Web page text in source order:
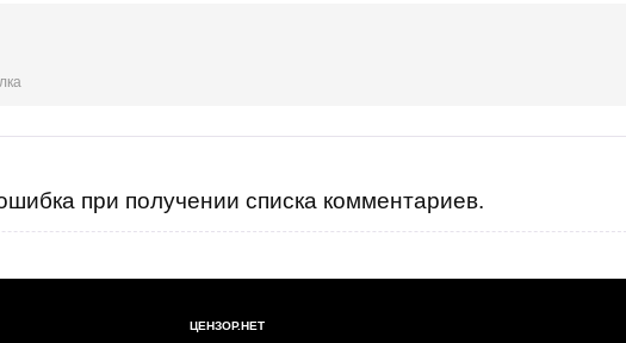
при получении списка комментариев.
ЦЕНЗОР.НЕТ